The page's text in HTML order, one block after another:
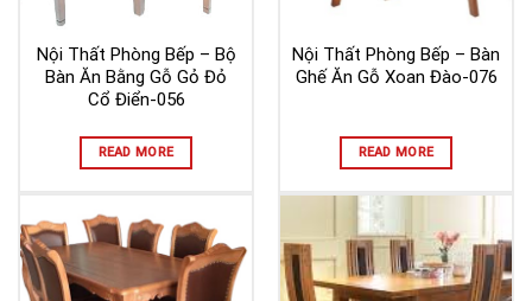
Nội Thất Phòng Bếp – Bộ
Bàn Ăn Bằng Gỗ Gỏ Đỏ
Cổ Điển-056
READ MORE
Nội Thất Phòng Bếp – Bàn
Ghế Ăn Gỗ Xoan Đào-076
READ MORE